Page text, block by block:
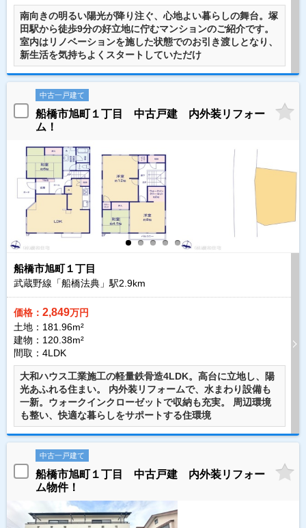
南向きの明るい陽光が降り注ぐ、心地よい暮らしの舞台。塚
田駅から徒歩9分の好立地に佇むマンションのご紹介です。
室内はリノベーションを施した状態でのお引き渡しとなり、
新生活を気持ちよくスタートしていただけ
中古一戸建て
船橋市旭町１丁目 中古戸建 内外装リフォー
ム！
船橋市旭町１丁目
武蔵野線「船橋法典」駅2.9km
価格： 2,849万円
土地：181.96m²
建物：120.38m²
間取：4LDK
大和ハウス工業施工の軽量鉄骨造4LDK。高台に立地し、陽
光あふれる住まい。 内外装リフォームで、水まわり設備も
一新。ウォークインクローゼットで収納も充実。 周辺環境
も整い、快適な暮らしをサポートする住環境
中古一戸建て
船橋市旭町１丁目 中古戸建 内外装リフォー
ム物件！